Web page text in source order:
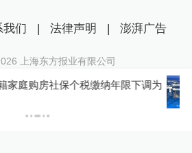
蒸湘区住建局民生服务热线刚开通两天
我们 | 法律声明 | 澎湃广告
上海东方报业有限公司
20170116 | 沪ICP备14003370号
服务许可证：31120170006
安备 31010602000299号